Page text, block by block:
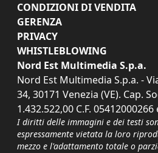
CONDIZIONI DI VENDITA
GERENZA
PRIVACY
WHISTLEBLOWING
Nord Est Multimedia S.p.a.
Nord Est Multimedia S.p.a. -
34, 30171 Venezia (VE). Cap.
1.432.522,00 C.F. 05412000266
I diritti delle immagini e dei testi
espressamente vietata la loro
mezzo e l'adattamento totale o